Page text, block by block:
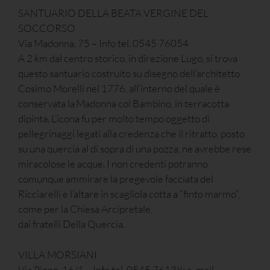
SANTUARIO DELLA BEATA VERGINE DEL
SOCCORSO
Via Madonna, 75 – Info tel. 0545 76054
A 2 km dal centro storico, in direzione Lugo, si trova
questo santuario costruito su disegno dell’architetto
Cosimo Morelli nel 1776, all’interno del quale è
conservata la Madonna col Bambino, in terracotta
dipinta. L’icona fu per molto tempo oggetto di
pellegrinaggi legati alla credenza che il ritratto, posto
su una quercia al di sopra di una pozza, ne avrebbe rese
miracolose le acque. I non credenti potranno
comunque ammirare la pregevole facciata del
Ricciarelli e l’altare in scagliola cotta a “finto marmo”,
come per la Chiesa Arcipretale,
dai fratelli Della Quercia.
VILLA MORSIANI